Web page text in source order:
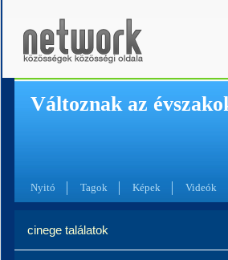
Változnak az
Nyitó Tagok Képek Videók
cinege találatok